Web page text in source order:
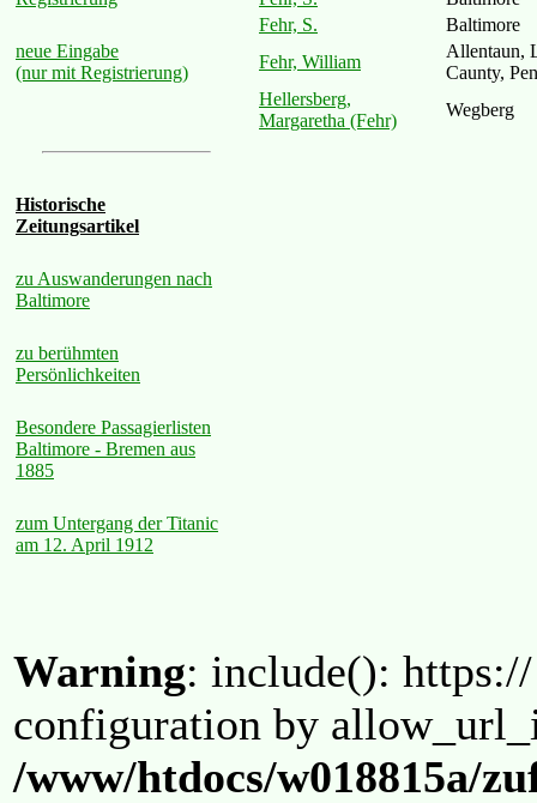
neue Eingabe
(nur mit Registrierung)
Historische
Zeitungsartikel
zu Auswanderungen nach
Baltimore
zu berühmten
Persönlichkeiten
Besondere Passagierlisten
Baltimore - Bremen aus
1885
zum Untergang der Titanic
am 12. April 1912
Fehr, S.
Baltimore
Fehr, William
Allentaun,
Caunty,
Hellersberg,
Margaretha (Fehr)
Wegberg
Warning: include():
configuration by
/www/htdocs/w018815a/